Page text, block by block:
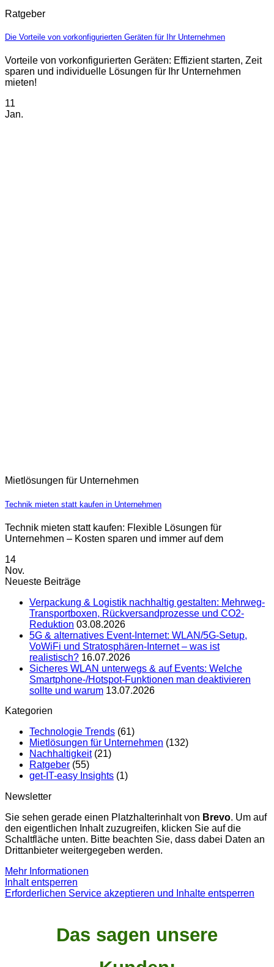
Ratgeber
Die Vorteile von vorkonfigurierten Geräten für Ihr Unternehmen
Vorteile von vorkonfigurierten Geräten: Effizient starten, Zeit
sparen und individuelle Lösungen für Ihr Unternehmen
mieten!
11
Jan.
Mietlösungen für Unternehmen
Technik mieten statt kaufen in Unternehmen
Technik mieten statt kaufen: Flexible Lösungen für
Unternehmen – Kosten sparen und immer auf dem
14
Nov.
Neueste Beiträge
Verpackung & Logistik nachhaltig gestalten: Mehrweg-
Transportboxen, Rückversandprozesse und CO2-
Reduktion 03.08.2026
5G & alternatives Event-Internet: WLAN/5G-Setup,
VoWiFi und Stratosphären-Internet – was ist
realistisch? 16.07.2026
Sicheres WLAN unterwegs & auf Events: Welche
Smartphone-/Hotspot-Funktionen man deaktivieren
sollte und warum 13.07.2026
Kategorien
Technologie Trends (61)
Mietlösungen für Unternehmen (132)
Nachhaltigkeit(21)
Ratgeber (55)
get-IT-easy Insights (1)
Newsletter
Sie sehen gerade einen Platzhalterinhalt von Brevo. Um auf
den eigentlichen Inhalt zuzugreifen, klicken Sie auf die
Schaltfläche unten. Bitte beachten Sie, dass dabei Daten an
Drittanbieter weitergegeben werden.
Mehr Informationen
Inhalt entsperren
Erforderlichen Service akzeptieren und Inhalte entsperren
Das sagen unsere